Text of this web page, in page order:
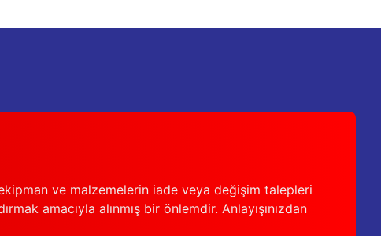
ve malzemelerin iade veya değişim talepleri
amacıyla alınmış bir önlemdir. Anlayışınızdan